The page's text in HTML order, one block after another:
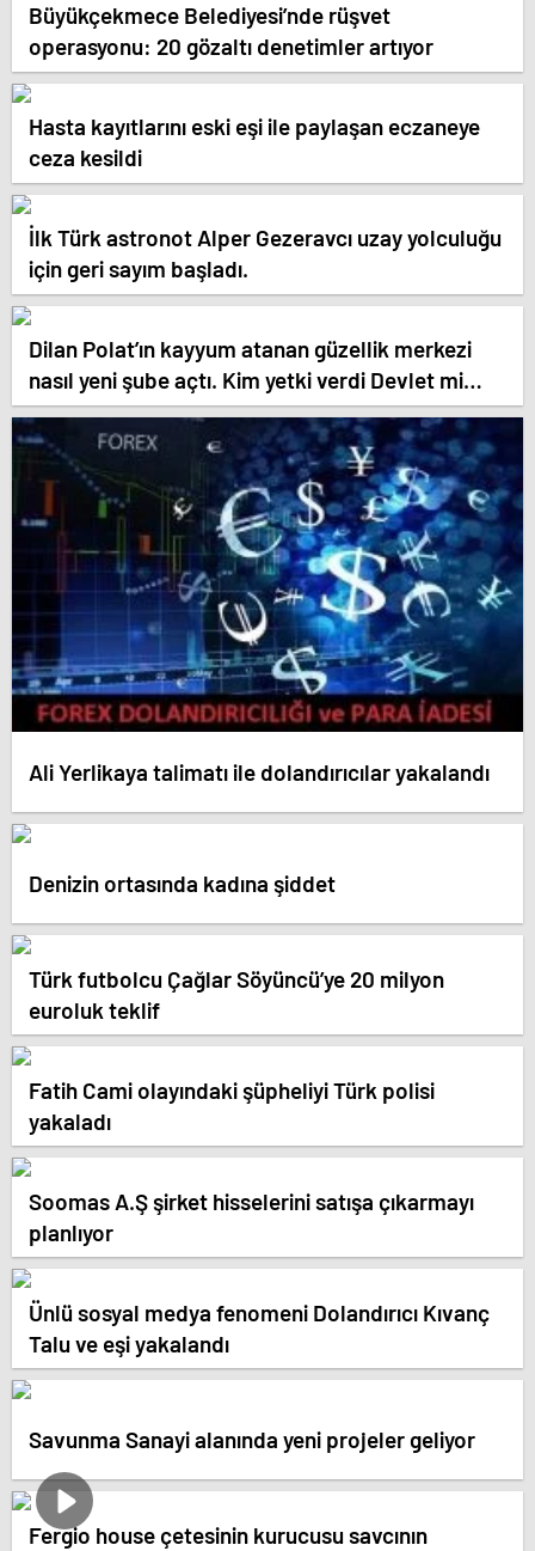
Büyükçekmece Belediyesi’nde rüşvet
operasyonu: 20 gözaltı denetimler artıyor
Hasta kayıtlarını eski eşi ile paylaşan eczaneye
ceza kesildi
İlk Türk astronot Alper Gezeravcı uzay yolculuğu
için geri sayım başladı.
Dilan Polat’ın kayyum atanan güzellik merkezi
nasıl yeni şube açtı. Kim yetki verdi Devlet mi
Hükümet mi ?
Ali Yerlikaya talimatı ile dolandırıcılar yakalandı
Denizin ortasında kadına şiddet
Türk futbolcu Çağlar Söyüncü’ye 20 milyon
euroluk teklif
Fatih Cami olayındaki şüpheliyi Türk polisi
yakaladı
Soomas A.Ş şirket hisselerini satışa çıkarmayı
planlıyor
Ünlü sosyal medya fenomeni Dolandırıcı Kıvanç
Talu ve eşi yakalandı
Savunma Sanayi alanında yeni projeler geliyor
Fergio house çetesinin kurucusu savcının